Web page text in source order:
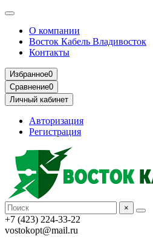
О компании
Восток Кабель Владивосток
Контакты
Избранное0
Сравнение0
Личный кабинет
Авторизация
Регистрация
×
+7 (423) 224-33-22
vostokopt@mail.ru